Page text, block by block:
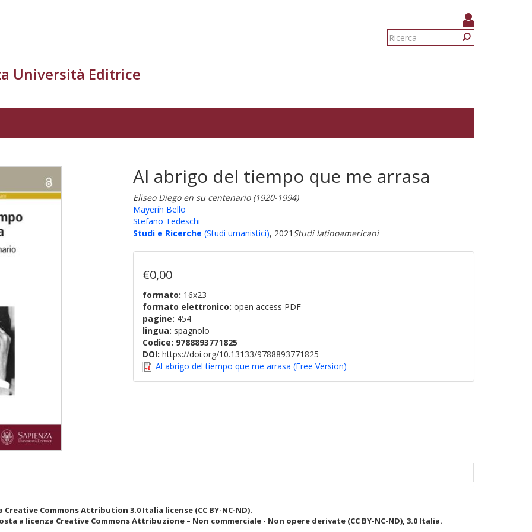
Form
Università Editrice
Al abrigo del tiempo que me arrasa
Eliseo Diego en su centenario (1920-1994)
Mayerín Bello
Stefano Tedeschi
Studi e Ricerche (Studi umanistici), 2021 Studi latinoamericani
€0,00
formato: 16x23
formato elettronico: open access PDF
pagine: 454
lingua: spagnolo
Codice: 9788893771825
DOI: https://doi.org/10.13133/9788893771825
Al abrigo del tiempo que me arrasa (Free Version)
Commons Attribution 3.0 Italia license (CC BY-NC-ND).
a licenza Creative Commons Attribuzione – Non commerciale - Non opere derivate (CC BY-NC-ND), 3.0 Italia.